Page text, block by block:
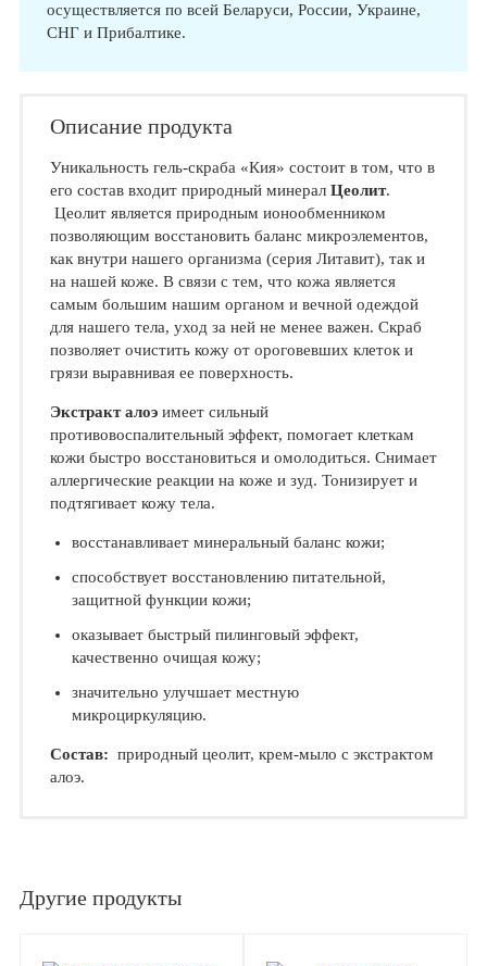
осуществляется по всей Беларуси, России, Украине,
СНГ и Прибалтике.
Описание продукта
Уникальность гель-скраба «Кия» состоит в том, что в
его состав входит природный минерал Цеолит.
Цеолит является природным ионообменником
позволяющим восстановить баланс микроэлементов,
как внутри нашего организма (серия Литавит), так и
на нашей коже. В связи с тем, что кожа является
самым большим нашим органом и вечной одеждой
для нашего тела, уход за ней не менее важен. Скраб
позволяет очистить кожу от ороговевших клеток и
грязи выравнивая ее поверхность.
Экстракт алоэимеет сильный
противовоспалительный эффект, помогает клеткам
кожи быстро восстановиться и омолодиться. Снимает
аллергические реакции на коже и зуд. Тонизирует и
подтягивает кожу тела.
восстанавливает минеральный баланс кожи;
способствует восстановлению питательной,
защитной функции кожи;
оказывает быстрый пилинговый эффект,
качественно очищая кожу;
значительно улучшает местную
микроциркуляцию.
Состав: природный цеолит, крем-мыло с экстрактом
алоэ.
Другие продукты